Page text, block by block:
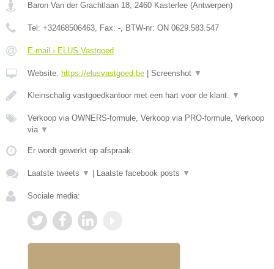
Baron Van der Grachtlaan 18, 2460 Kasterlee (Antwerpen)
Tel: +32468506463, Fax: -, BTW-nr: ON 0629.583.547
E-mail › ELUS Vastgoed
Website: https://elusvastgoed.be Screenshot ▼
Kleinschalig vastgoedkantoor met een hart voor de klant. ▼
Verkoop via OWNERS-formule, Verkoop via PRO-formule, Verkoop
via ▼
Er wordt gewerkt op afspraak.
Laatste tweets ▼ Laatste facebook posts ▼
Sociale media: